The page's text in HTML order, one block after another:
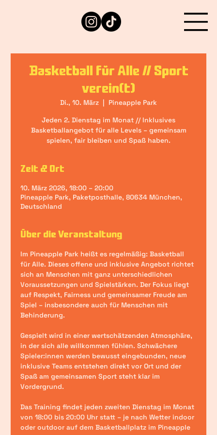
Basketball für Alle // Sport
verein(t)
Di., 10. März
  |
Pineapple Park
Jeden 2. Dienstag im Monat // Inklusives
Basketballangebot für alle Levels – gemeinsam
spielen, fair bleiben und Spaß haben.
Zeit & Ort
10. März 2026, 18:00 – 20:00
Pineapple Park, Paketposthalle, 80634 München,
Deutschland
Über die Veranstaltung
Im Pineapple Park heißt es regelmäßig: Basketball
für Alle. Dieses offene und inklusive Angebot richtet
sich an Menschen mit ganz unterschiedlichen
Voraussetzungen und Spielstärken. Der Fokus liegt
auf Respekt, Fairness und gemeinsamer Freude am
Spiel – insbesondere auch für Menschen mit
Behinderung.
Gespielt wird in einer wertschätzenden Atmosphäre,
in der sich alle willkommen fühlen. Schwächere
Spieler:innen werden bewusst eingebunden, neue
inklusive Teams entstehen direkt vor Ort und der
Spaß am gemeinsamen Sport steht klar im
Vordergrund.
Das Training findet jeden zweiten Dienstag im Monat
von 18:00 bis 20:00 Uhr statt – je nach Wetter indoor
oder outdoor auf dem Basketballplatz im Pineapple